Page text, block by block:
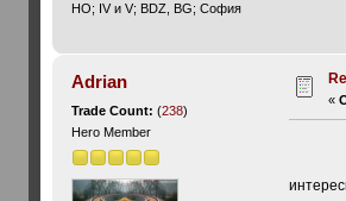
HO; IV и V; BDZ, BG; София
Adrian
Trade Count: (238)
Hero Member
«